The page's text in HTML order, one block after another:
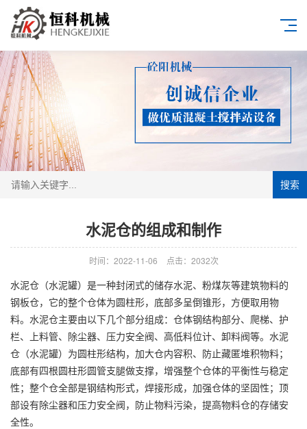
搜索
水泥仓的组成和制作
时间：2022-11-06 点击：2032次
水泥仓（水泥罐）是一种封闭式的储存水泥、粉煤灰等建筑物料的
钢板仓，它的整个仓体为圆柱形，底部多呈倒锥形，方便取用物
料。水泥仓主要由以下几个部分组成：仓体钢结构部分、爬梯、护
栏、上料管、除尘器、压力安全阀、高低料位计、卸料阀等。水泥
仓（水泥罐）为圆柱形结构，加大仓内容积、防止藏匿堆积物料；
底部有四根圆柱形圆管支腿做支撑，增强整个仓体的平衡性与稳定
性；整个仓全部是钢结构形式，焊接形成，加强仓体的坚固性；顶
部设有除尘器和压力安全阀，防止物料污染，提高物料仓的存储安
全性。